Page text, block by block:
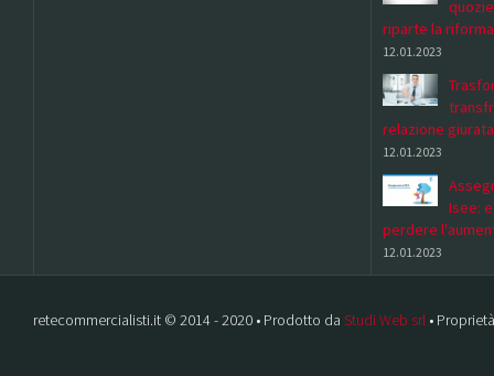
riparte la riforma
12.01.2023
relazione
12.01.2023
Isee:
perdere
12.01.2023
retecommercialisti.it © 2014 - 2020 • Prodotto da Studi Web srl •